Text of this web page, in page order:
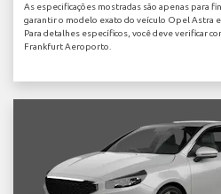
As especificações mostradas são apenas para
garantir o modelo exato do veículo Opel Astra e
Para detalhes específicos, você deve verificar
Frankfurt Aeroporto.